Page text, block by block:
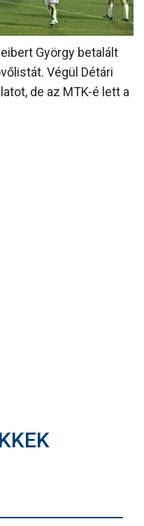
György betalált
Végül Détári
de az MTK-é lett a